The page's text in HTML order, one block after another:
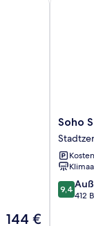
Der
144 €
Soho
Suites
KLCC
LX
Stay
von
Soho
9.4
von
9,4
412